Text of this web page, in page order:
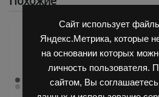
Сайт использует
Яндекс.Метрика, которые
на основании которых
личность пользователя.
сайтом, Вы